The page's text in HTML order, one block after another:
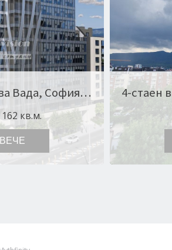
4-стаен в , Кръстова Вада, София Оферта № 11732
162 кв.м.